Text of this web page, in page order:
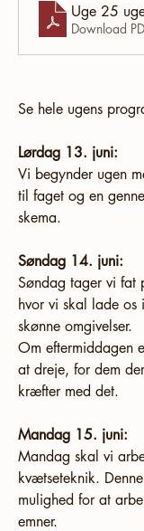
Uge 25
Download
Se hele ugens
Lørdag 13. juni:
Vi begynder ugen
til faget og en
skema.
Søndag 14. juni:
Søndag tager vi fat
hvor vi skal lade os
skønne omgivelser.
Om eftermiddagen
at dreje, for dem
kræfter med det.
Mandag 15. juni:
Mandag skal vi
kvætseteknik.
mulighed for at
emner.